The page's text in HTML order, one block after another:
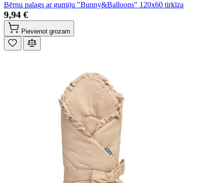
Bērnu palags ar gumiju "Bunny&Balloons" 120x60 tirkīza
9,94 €
Pievienot grozam